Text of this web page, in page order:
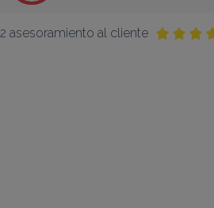
2 asesoramiento al cliente